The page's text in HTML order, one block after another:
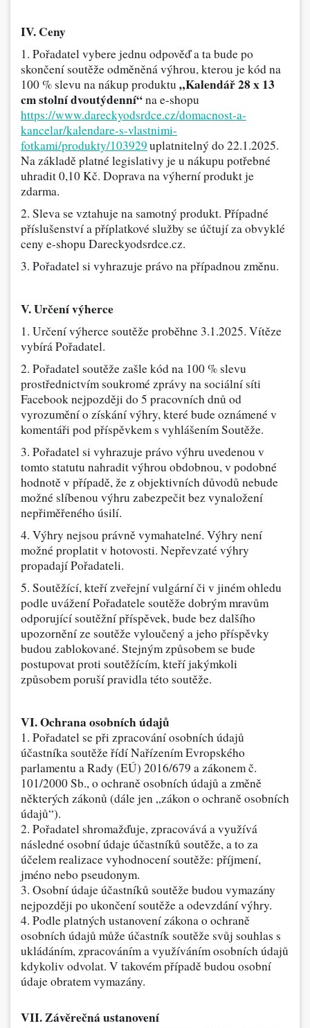
IV. Ceny
1. Pořadatel vybere jednu odpověď a ta bude po
skončení soutěže odměněná výhrou, kterou je kód na
100 % slevu na nákup produktu „Kalendář 28 x 13
cm stolní dvoutýdenní“na e-shopu
https://www.dareckyodsrdce.cz/domacnost-a-
kancelar/kalendare-s-vlastnimi-
fotkami/produkty/103929uplatnitelný do 22.1.2025.
Na základě platné legislativy je u nákupu potřebné
uhradit 0,10 Kč. Doprava na výherní produkt je
zdarma.
2. Sleva se vztahuje na samotný produkt. Případné
příslušenství a příplatkové služby se účtují za obvyklé
ceny e-shopu Dareckyodsrdce.cz.
3. Pořadatel si vyhrazuje právo na případnou změnu.
V. Určení výherce
1. Určení výherce soutěže proběhne 3.1.2025. Vítěze
vybírá Pořadatel.
2. Pořadatel soutěže zašle kód na 100 % slevu
prostřednictvím soukromé zprávy na sociální síti
Facebook nejpozději do 5 pracovních dnů od
vyrozumění o získání výhry, které bude oznámené v
komentáři pod příspěvkem s vyhlášením Soutěže.
3. Pořadatel si vyhrazuje právo výhru uvedenou v
tomto statutu nahradit výhrou obdobnou, v podobné
hodnotě v případě, že z objektivních důvodů nebude
možné slíbenou výhru zabezpečit bez vynaložení
nepřiměřeného úsilí.
4. Výhry nejsou právně vymahatelné. Výhry není
možné proplatit v hotovosti. Nepřevzaté výhry
propadají Pořadateli.
5. Soutěžící, kteří zveřejní vulgární či v jiném ohledu
podle uvážení Pořadatele soutěže dobrým mravům
odporující soutěžní příspěvek, bude bez dalšího
upozornění ze soutěže vyloučený a jeho příspěvky
budou zablokované. Stejným způsobem se bude
postupovat proti soutěžícím, kteří jakýmkoli
způsobem poruší pravidla této soutěže.
VI. Ochrana osobních údajů
1. Pořadatel se při zpracování osobních údajů
účastníka soutěže řídí Nařízením Evropského
parlamentu a Rady (EÚ) 2016/679 a zákonem č.
101/2000 Sb., o ochraně osobních údajů a změně
některých zákonů (dále jen „zákon o ochraně osobních
údajů“).
2. Pořadatel shromažďuje, zpracovává a využívá
následné osobní údaje účastníků soutěže, a to za
účelem realizace vyhodnocení soutěže: příjmení,
jméno nebo pseudonym.
3. Osobní údaje účastníků soutěže budou vymazány
nejpozději po ukončení soutěže a odevzdání výhry.
4. Podle platných ustanovení zákona o ochraně
osobních údajů může účastník soutěže svůj souhlas s
ukládáním, zpracováním a využíváním osobních údajů
kdykoliv odvolat. V takovém případě budou osobní
údaje obratem vymazány.
VII. Závěrečná ustanovení